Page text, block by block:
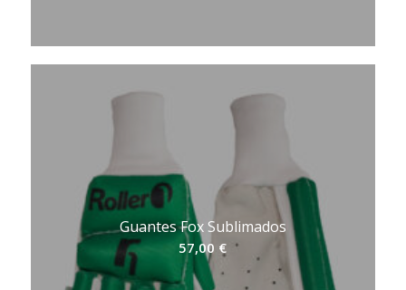
Guantes Fox Sublimados
57,00 €